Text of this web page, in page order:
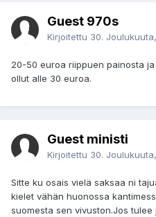
Guest 970s
Kirjoitettu 30.
20-50 euroa riippuen painosta
ollut alle 30 euroa.
Guest ministi
Kirjoitettu 30.
Sitte ku osais vielä saksaa ni
kielet vähän huonossa
suomesta sen vivuston.Jos